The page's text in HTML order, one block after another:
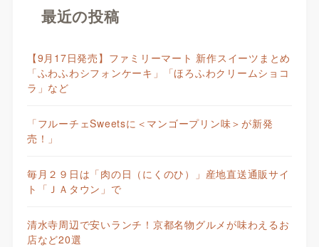
最近の投稿
【9月17日発売】ファミリーマート 新作スイーツまとめ
「ふわふわシフォンケーキ」「ほろふわクリームショコ
ラ」など
「フルーチェSweetsに＜マンゴープリン味＞が新発
売！」
毎月２９日は「肉の日（にくのひ）」産地直送通販サイ
ト「ＪＡタウン」で
清水寺周辺で安いランチ！京都名物グルメが味わえるお
店など20選